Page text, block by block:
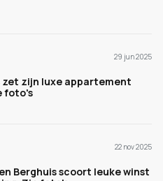
29 jun 2025
zet zijn luxe appartement
foto's
22 nov 2025
Berghuis scoort leuke winst